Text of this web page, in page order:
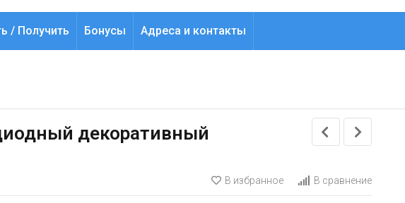
/ Получить Бонусы Адреса и контакты
декоративный
В избранное В сравнение